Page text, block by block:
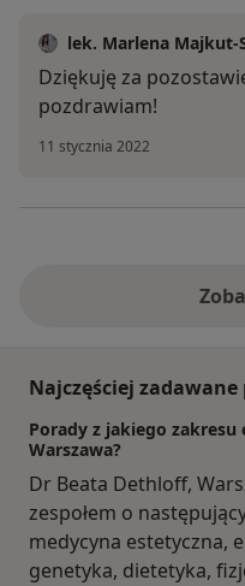
lek. Marlena Majkut-
Dziękuję za
pozdrawiam!
11 stycznia 2022
Najczęściej
Porady z jakiego
Warszawa?
Dr Beata Dethloff,
zespołem o
medycyna estetyczna,
genetyka, dietetyka,